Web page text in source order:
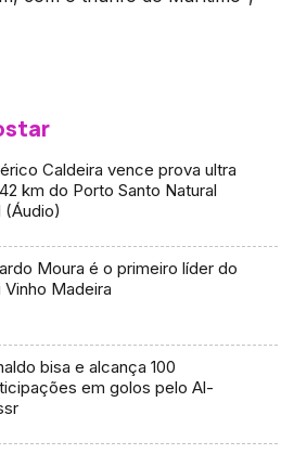
Caldeira vence prova ultra
km do Porto Santo Natural
(Áudio)
Moura é o primeiro líder do
Vinho Madeira
bisa e alcança 100
em golos pelo Al-